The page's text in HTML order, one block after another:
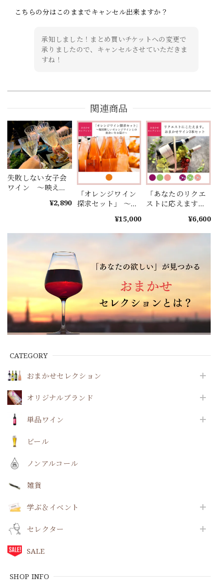
CATEGORY
おまかせセレクション
オリジナルブランド
単品ワイン
ビール
ノンアルコール
雑貨
学ぶ＆イベント
セレクター
SALE
SHOP INFO
こちらの分はこのままでキャンセル出来ますか？
承知しました！まとめ買いチケットへの変更で
承りましたので、キャンセルさせていただきま
すね！
関連商品
失敗しない女子会
ワイン ～映える
ークリング～¥2,890
「オレンジワイン
探求セット」 ～毎
ワインとの出会い
をお届け～
¥15,000
「あなたのリクエ
ストに応えます」
レクト！★カード
払いのみ★～
¥6,600